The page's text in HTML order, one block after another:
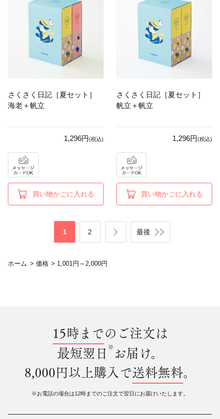
さくさく日記［夏セット］
海老＋帆立
1,296円(税込)
買い物かごに入れる
さくさく日記［夏セット］
帆立＋帆立
1,296円(税込)
買い物かごに入れる
1 2 最後
ホーム > 価格 > 1,001円～2,000円
15時までのご注文は
最短翌日 ※ お届け。
8,000円以上購入で送料無料。
※お電話の場合は12時までのご注文で翌日にお届けいたします。